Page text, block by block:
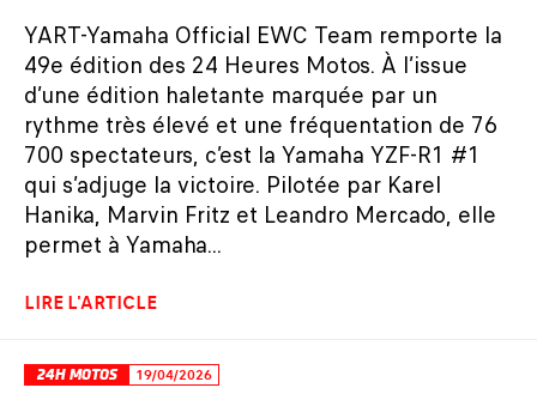
YART-Yamaha Official EWC Team remporte la
49e édition des 24 Heures Motos. À l’issue
d’une édition haletante marquée par un
rythme très élevé et une fréquentation de 76
700 spectateurs, c’est la Yamaha YZF-R1 #1
qui s’adjuge la victoire. Pilotée par Karel
Hanika, Marvin Fritz et Leandro Mercado, elle
permet à Yamaha...
LIRE L'ARTICLE
24H MOTOS 19/04/2026